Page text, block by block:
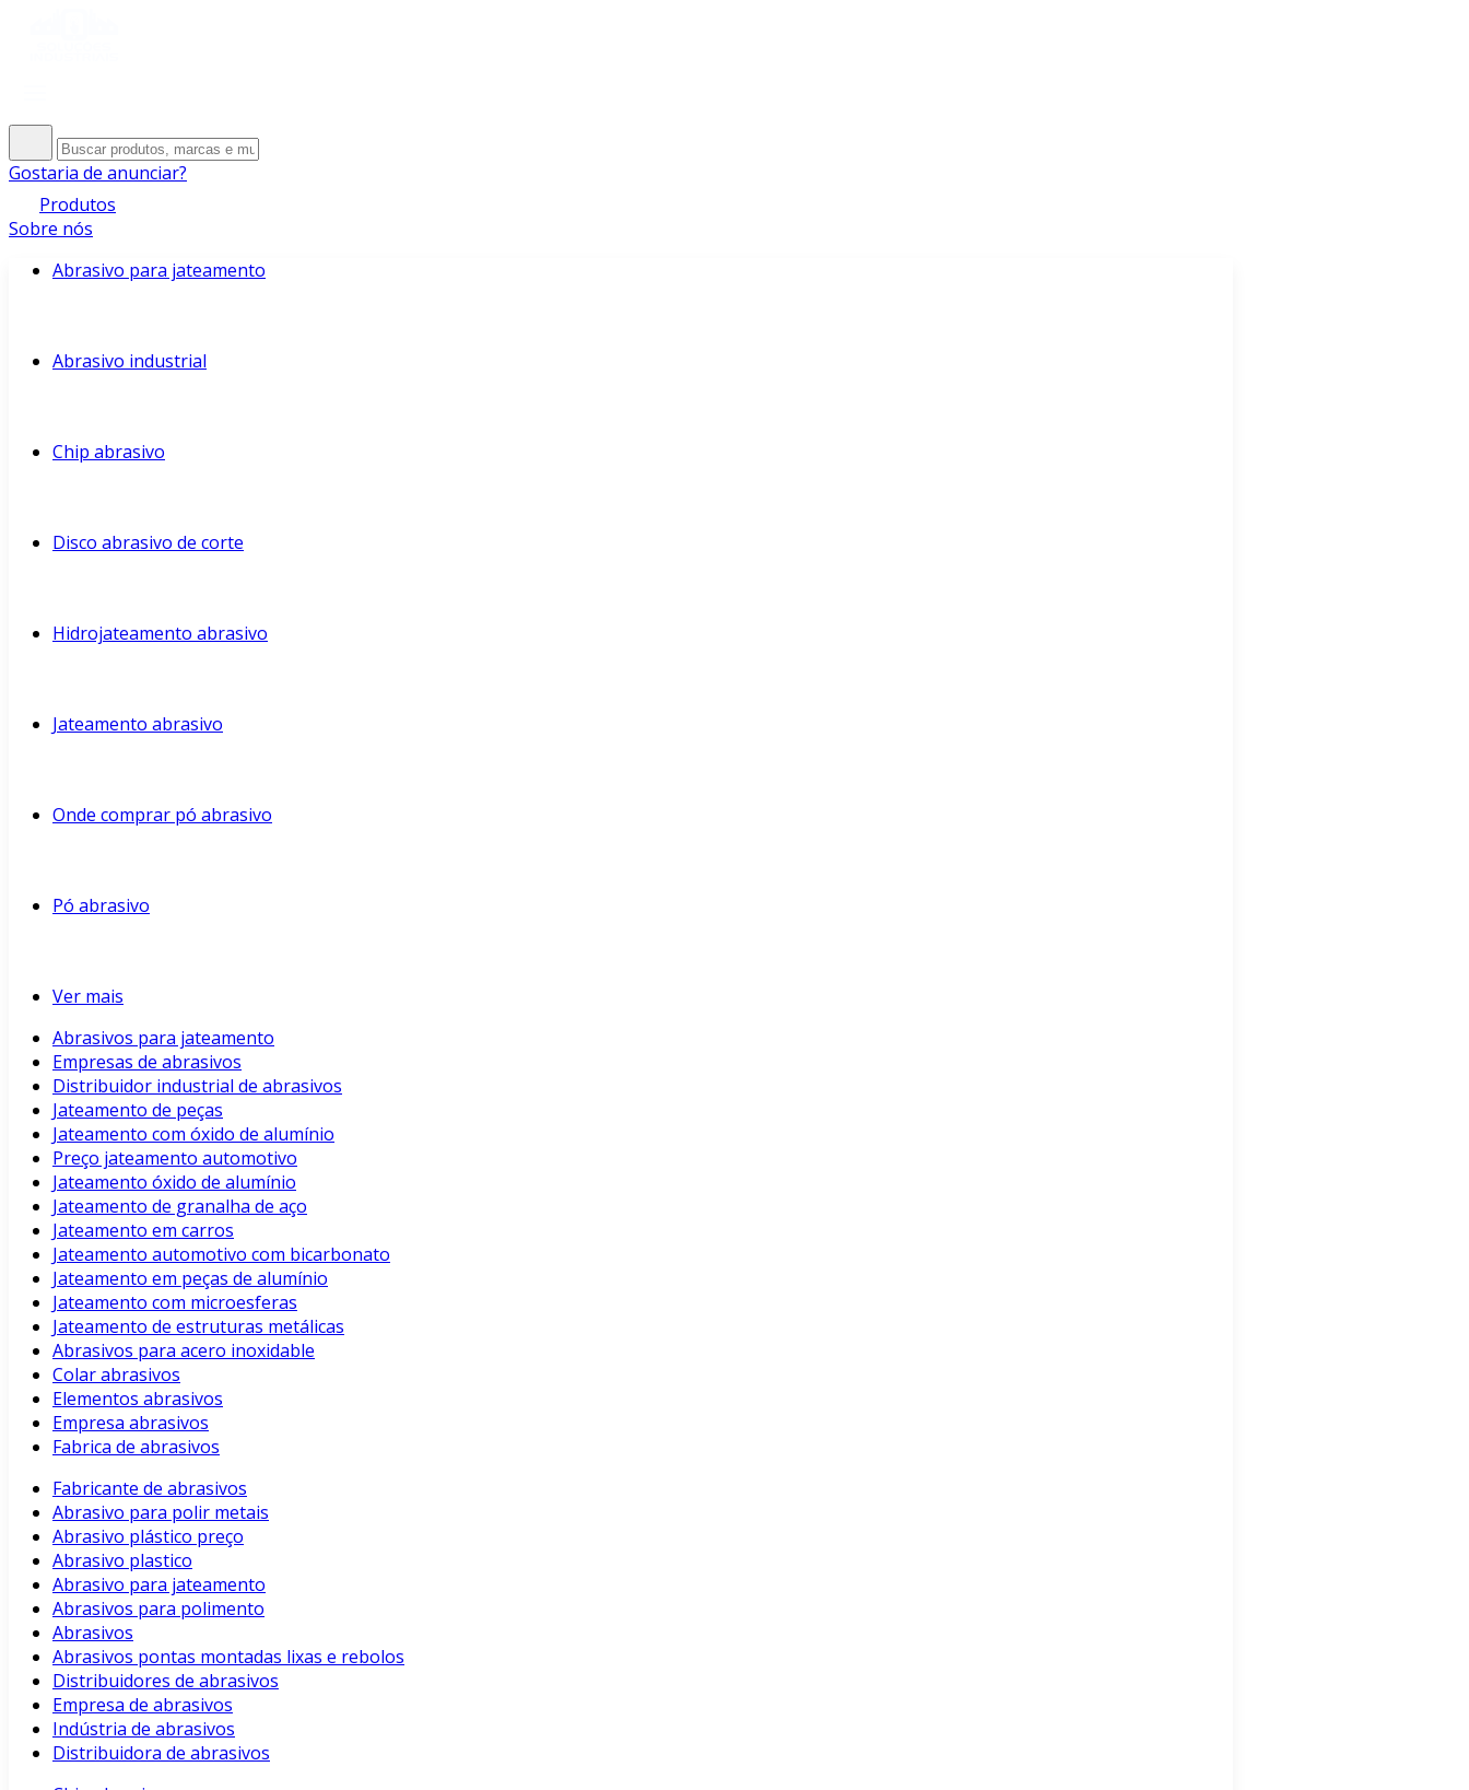
Gostaria de anunciar?
Produtos
Sobre nós
Abrasivo para jateamento
Abrasivo industrial
Chip abrasivo
Disco abrasivo de corte
Hidrojateamento abrasivo
Jateamento abrasivo
Onde comprar pó abrasivo
Pó abrasivo
Ver mais
Abrasivos para jateamento
Empresas de abrasivos
Distribuidor industrial de abrasivos
Jateamento de peças
Jateamento com óxido de alumínio
Preço jateamento automotivo
Jateamento óxido de alumínio
Jateamento de granalha de aço
Jateamento em carros
Jateamento automotivo com bicarbonato
Jateamento em peças de alumínio
Jateamento com microesferas
Jateamento de estruturas metálicas
Abrasivos para acero inoxidable
Colar abrasivos
Elementos abrasivos
Empresa abrasivos
Fabrica de abrasivos
Fabricante de abrasivos
Abrasivo para polir metais
Abrasivo plástico preço
Abrasivo plastico
Abrasivo para jateamento
Abrasivos para polimento
Abrasivos
Abrasivos pontas montadas lixas e rebolos
Distribuidores de abrasivos
Empresa de abrasivos
Indústria de abrasivos
Distribuidora de abrasivos